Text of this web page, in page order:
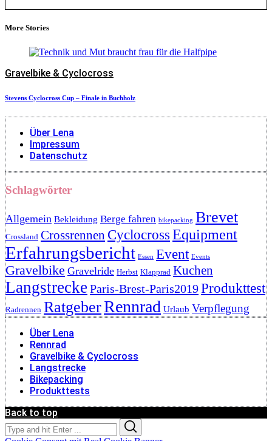
More Stories
Gravelbike & Cyclocross
Stevens Cyclocross Cup – Finale in Buchholz
Über Lena
Impressum
Datenschutz
Schlagwörter
Allgemein Bekleidung Berge fahren bikepacking Brevet
Crossland Crossrennen CyclocrossEquipment
Erfahrungsbericht Essen Event Events
Gravelbike Gravelride Herbst Klapprad Kuchen
Langstrecke Paris-Brest-Paris2019Produkttest
Radrennen RatgeberRennrad Urlaub Verpflegung
Über Lena
Rennrad
Gravelbike & Cyclocross
Langstrecke
Bikepacking
Produkttests
Back to top
Search
for: